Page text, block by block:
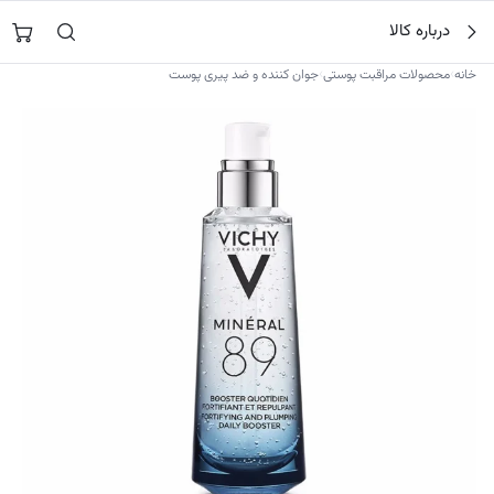
محتوا
جستجو در
درباره کالا
خانه›محصولات مراقبت پوستی›جوان کننده و ضد پیری پوست